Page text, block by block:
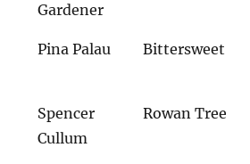
Gardener
Pina Palau Bittersweet
Spencer
Cullum
Rowan Tree